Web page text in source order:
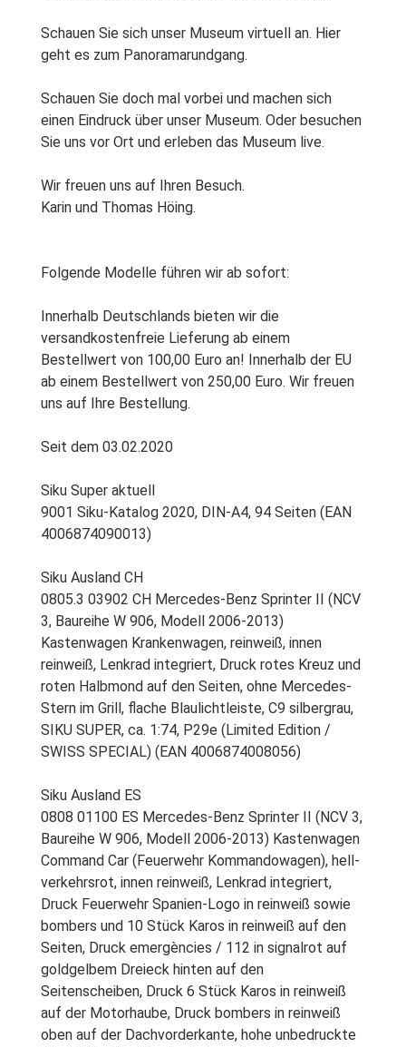
Schauen Sie sich unser Museum virtuell an. Hier
geht es zum Panoramarundgang.
Schauen Sie doch mal vorbei und machen sich
einen Eindruck über unser Museum. Oder besuchen
Sie uns vor Ort und erleben das Museum live.
Wir freuen uns auf Ihren Besuch.
Karin und Thomas Höing.
Folgende Modelle führen wir ab sofort:
Innerhalb Deutschlands bieten wir die
versandkostenfreie Lieferung ab einem
Bestellwert von 100,00 Euro an! Innerhalb der EU
ab einem Bestellwert von 250,00 Euro. Wir freuen
uns auf Ihre Bestellung.
Seit dem 03.02.2020
Siku Super aktuell
9001 Siku-Katalog 2020, DIN-A4, 94 Seiten (EAN
4006874090013)
Siku Ausland CH
0805.3 03902 CH Mercedes-Benz Sprinter II (NCV
3, Baureihe W 906, Modell 2006-2013)
Kastenwagen Krankenwagen, reinweiß, innen
reinweiß, Lenkrad integriert, Druck rotes Kreuz und
roten Halbmond auf den Seiten, ohne Mercedes-
Stern im Grill, flache Blaulichtleiste, C9 silbergrau,
SIKU SUPER, ca. 1:74, P29e (Limited Edition /
SWISS SPECIAL) (EAN 4006874008056)
Siku Ausland ES
0808 01100 ES Mercedes-Benz Sprinter II (NCV 3,
Baureihe W 906, Modell 2006-2013) Kastenwagen
Command Car (Feuerwehr Kommandowagen), hell-
verkehrsrot, innen reinweiß, Lenkrad integriert,
Druck Feuerwehr Spanien-Logo in reinweiß sowie
bombers und 10 Stück Karos in reinweiß auf den
Seiten, Druck emergències / 112 in signalrot auf
goldgelbem Dreieck hinten auf den
Seitenscheiben, Druck 6 Stück Karos in reinweiß
auf der Motorhaube, Druck bombers in reinweiß
oben auf der Dachvorderkante, hohe unbedruckte